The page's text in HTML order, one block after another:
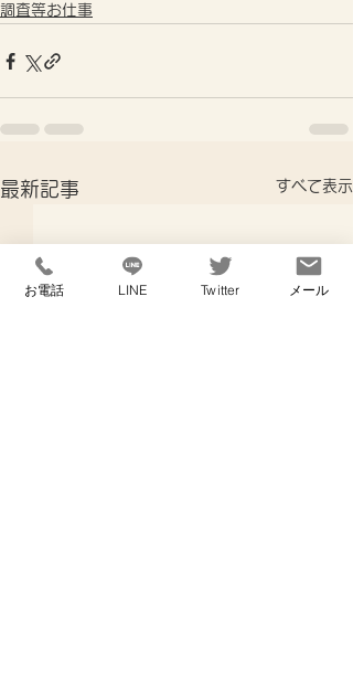
調査等お仕事
最新記事 すべて表示
お電話 LINE Twitter メール